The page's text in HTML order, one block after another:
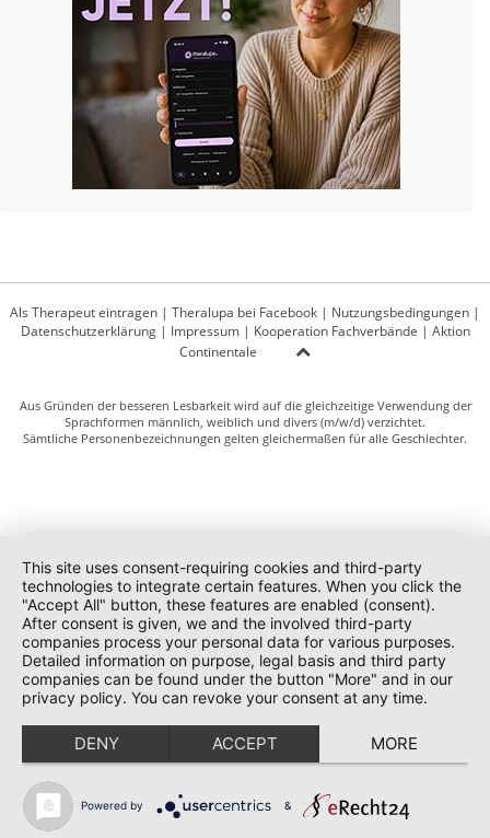
Als Therapeut eintragen | Theralupa bei Facebook | Nutzungsbedingungen |
Datenschutzerklärung| Impressum| Kooperation Fachverbände | Aktion
Continentale
Aus Gründen der besseren Lesbarkeit wird auf die gleichzeitige Verwendung der
Sprachformen männlich, weiblich und divers (m/w/d) verzichtet.
Sämtliche Personenbezeichnungen gelten gleichermaßen für alle Geschlechter.
This site uses consent-requiring cookies and third-party
technologies to integrate certain features. When you click the
"Accept All" button, these features are enabled (consent).
After consent is given, we and the involved third-party
companies process your personal data for various purposes.
Detailed information on purpose, legal basis and third party
companies can be found under the button "More" and in our
privacy policy. You can revoke your consent at any time.
DENY ACCEPT MORE
Powered by &